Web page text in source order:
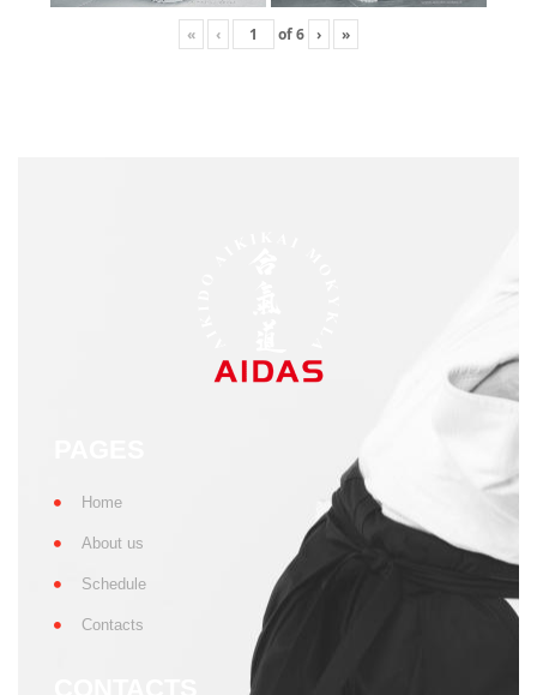
« ‹ of6 › »
Home
About us
Schedule
Contacts